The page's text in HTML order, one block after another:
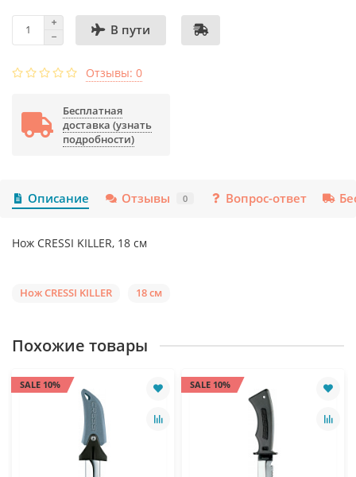
В пути
Отзывы: 0
Бесплатная
доставка (узнать
подробности)
Описание Отзывы 0 Вопрос-ответ
Нож CRESSI KILLER, 18 см
Нож CRESSI KILLER 18 см
Похожие товары
SALE 10% SALE 10%